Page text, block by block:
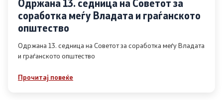
Список на ОЈИ
Контакт
Контакт
Одржана 13. седница на Советот за
соработка меѓу Владата и граѓанското
општество
Одржана 13. седница на Советот за соработка меѓу Владата
и граѓанското општество
Прочитај повеќе